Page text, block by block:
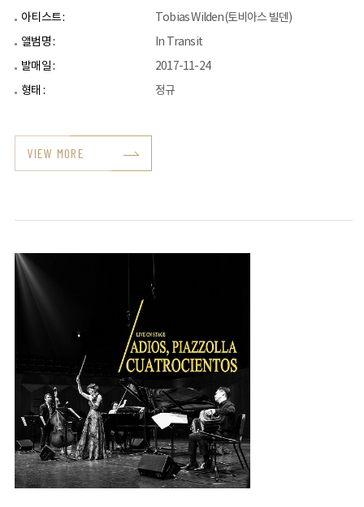
아티스트 :
Tobias Wilden(토비아스 빌덴)
앨범명 :
In Transit
발매일 :
2017-11-24
형태 :
정규
VIEW MORE